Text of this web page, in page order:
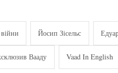
Йосип Зісельс
Вааду Vaad In English